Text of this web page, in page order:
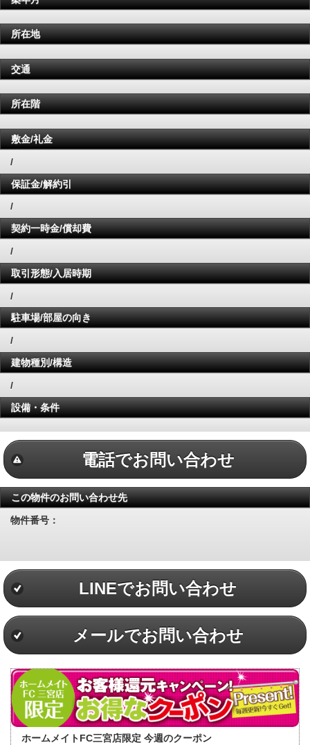
所在地
交通
所在階
敷金/礼金
/
保証金/解約引
/
契約一時金/償却費
/
取引形態/入居時期
/
駐車場/部屋の向き
/
建物種別/構造
/
設備・条件
電話でお問い合わせ
この物件のお問い合わせ先
物件番号：
LINEでお問い合わせ
メールでお問い合わせ
ホームメイトFC三宮店限定 今週のクーポン